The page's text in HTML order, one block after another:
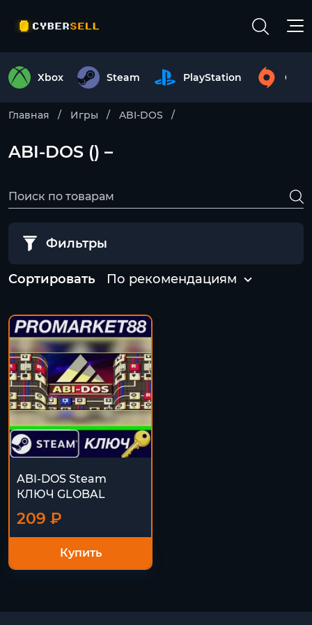
Xbox Steam PlayStation
Главная Игры ABI-DOS
ABI-DOS () –
Фильтры
Сортировать По рекомендациям
ABI-DOS Steam
КЛЮЧ GLOBAL
209 ₽
Купить